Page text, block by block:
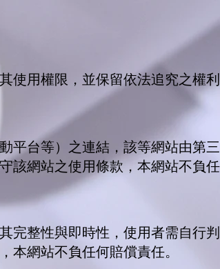
使用權限，並保留依法追究之權
平台等）之連結，該等網站由第
該網站之使用條款，本網站不負
整性與即時性，使用者需自行判
本網站不負任何賠償責任。